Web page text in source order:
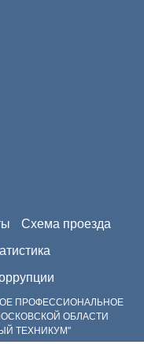
Схема проезда
ПРОФЕССИОНАЛЬНОЕ
ОБЛАСТИ
ТЕХНИКУМ"